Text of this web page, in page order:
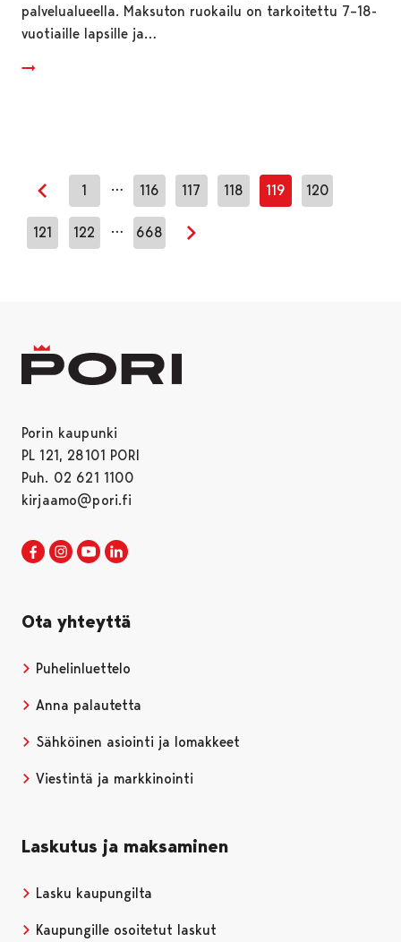
palvelualueella. Maksuton ruokailu on tarkoitettu 7–18-
vuotiaille lapsille ja…
Edellinen sivu
1 … 116 117 118 119 120
121 122 … 668
Seuraava sivu
Porin kaupunki
PL 121, 28101 PORI
Puh. 02 621 1100
kirjaamo@pori.fi
Porin kaupunki Facebookissa
Avautuu uudessa välilehdessä
Porin kaupunki Instagramissa
Avautuu uudessa välilehdessä
Porin kaupunki Youtubessa
Avautuu uudessa välilehdessä
Ota yhteyttä
Puhelinluettelo
Anna palautetta
Sähköinen asiointi ja lomakkeet
Viestintä ja markkinointi
Laskutus ja maksaminen
Lasku kaupungilta
Kaupungille osoitetut laskut